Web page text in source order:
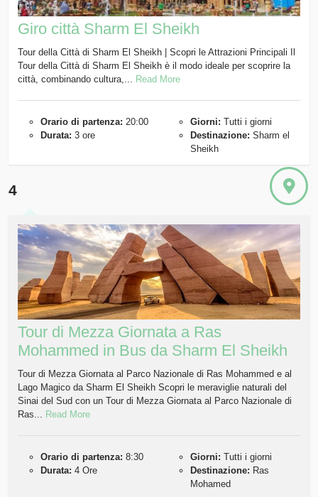
Giro città Sharm El Sheikh
Tour della Città di Sharm El Sheikh | Scopri le Attrazioni Principali Il
Tour della Città di Sharm El Sheikh è il modo ideale per scoprire la
città, combinando cultura,... Read More
Orario di partenza: 20:00
Durata: 3 ore
Giorni: Tutti i giorni
Destinazione: Sharm el
Sheikh
4
Tour di Mezza Giornata a Ras
Mohammed in Bus da Sharm El Sheikh
Tour di Mezza Giornata al Parco Nazionale di Ras Mohammed e al
Lago Magico da Sharm El Sheikh Scopri le meraviglie naturali del
Sinai del Sud con un Tour di Mezza Giornata al Parco Nazionale di
Ras... Read More
Orario di partenza: 8:30
Durata: 4 Ore
Giorni: Tutti i giorni
Destinazione: Ras
Mohamed